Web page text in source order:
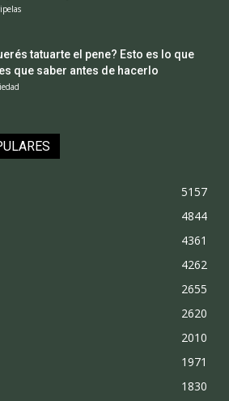
tatuarte el pene? Esto es lo que
que saber antes de hacerlo
5157
4844
4361
4262
2655
2620
2010
1971
1830